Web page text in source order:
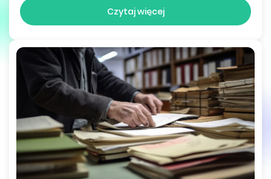
Czytaj więcej